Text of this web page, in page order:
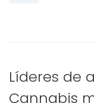
Líderes de
Cannabis